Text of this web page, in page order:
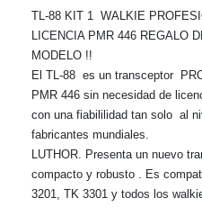
TL-88 KIT 1 WALKIE
LICENCIA PMR 446 REGALO
MODELO !!
El TL-88 es un transceptor
PMR 446 sin necesidad de
con una fiabililidad tan solo al
fabricantes mundiales.
LUTHOR. Presenta un nuevo
compacto y robusto . Es
3201, TK 3301 y todos los